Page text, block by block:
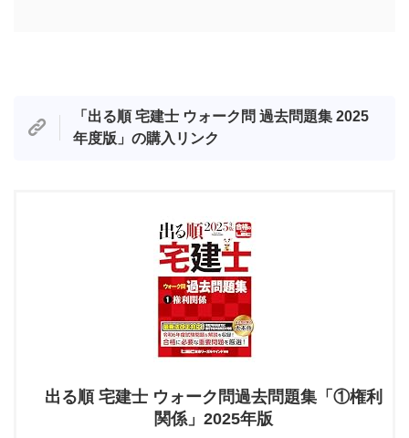
「 出る順 宅建士 ウォーク問 過去問題集 2025
年度版 」の購入リンク
出る順 宅建士 ウォーク問過去問題集「①権利
関係」2025年版